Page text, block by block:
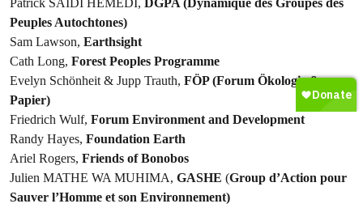
Peuples Autochtones)
Sam Lawson, Earthsight
Cath Long, Forest Peoples Programme
Evelyn Schönheit & Jupp Trauth, FÖP (Forum Ökologie &
Papier)
Friedrich Wulf, Forum Environment and Development
Randy Hayes, Foundation Earth
Ariel Rogers, Friends of Bonobos
Julien MATHE WA MUHIMA, GASHE (Group d’Action pour
Sauver l’Homme et son Environnement)